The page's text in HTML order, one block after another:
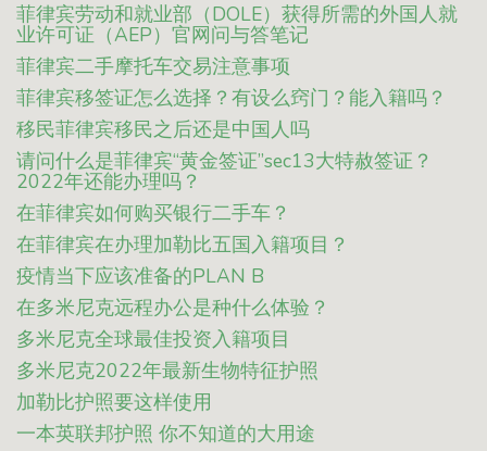
菲律宾劳动和就业部（DOLE）获得所需的外国人就
业许可证（AEP）官网问与答笔记
菲律宾二手摩托车交易注意事项
菲律宾移签证怎么选择？有设么窍门？能入籍吗？
移民菲律宾移民之后还是中国人吗
请问什么是菲律宾“黄金签证”sec13大特赦签证？
2022年还能办理吗？
在菲律宾如何购买银行二手车？
在菲律宾在办理加勒比五国入籍项目？
疫情当下应该准备的PLAN B
在多米尼克远程办公是种什么体验？
多米尼克全球最佳投资入籍项目
多米尼克2022年最新生物特征护照
加勒比护照要这样使用
一本英联邦护照 你不知道的大用途